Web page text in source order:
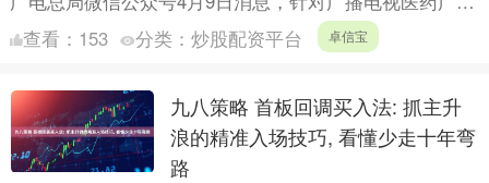
一度存在的虚假宣传、夸张夸大、用疗效作证明、宣传治
查看： 153 分类： 炒股配资平台 卓信宝
九八策略 首板回调买入法: 抓主升
浪的精准入场技巧, 看懂少走十年弯
路